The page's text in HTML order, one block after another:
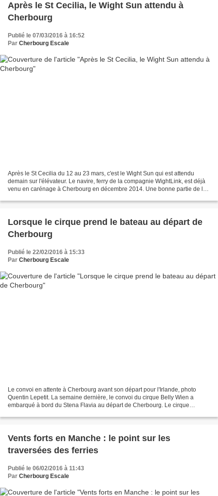
Après le St Cecilia, le Wight Sun attendu à
Cherbourg
Publié le 07/03/2016 à 16:52
Par Cherbourg Escale
Après le St Cecilia du 12 au 23 mars, c'est le Wight Sun qui est attendu
demain sur l'élévateur. Le navire, ferry de la compagnie WightLink, est déjà
venu en carénage à Cherbourg en décembre 2014. Une bonne partie de la
Lorsque le cirque prend le bateau au départ de
Cherbourg
Publié le 22/02/2016 à 15:33
Par Cherbourg Escale
Le convoi en attente à Cherbourg avant son départ pour l'Irlande, photo
Quentin Lepetit. La semaine dernière, le convoi du cirque Belly Wien a
embarqué à bord du Stena Flavia au départ de Cherbourg. Le cirque
Vents forts en Manche : le point sur les
traversées des ferries
Publié le 06/02/2016 à 11:43
Par Cherbourg Escale